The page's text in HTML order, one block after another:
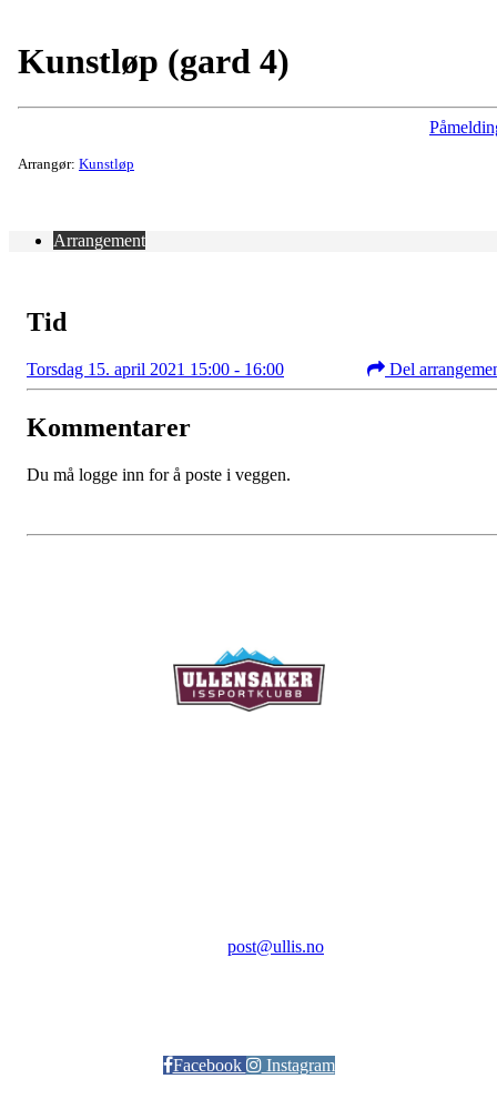
Kunstløp (gard 4)
Arrangør: Kunstløp
Arrangement
Tid
Torsdag 15. april 2021 15:00 - 16:00 Del
Kommentarer
Du må logge inn for å poste i veggen.
post@ullis.no
Facebook Instagram